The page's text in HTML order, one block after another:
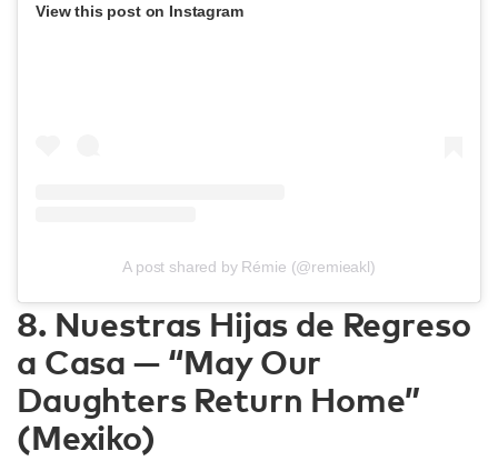
View this post on Instagram
A post shared by Rémie (@remieakl)
8. Nuestras Hijas de Regreso
a Casa — “May Our
Daughters Return Home”
(Mexiko)